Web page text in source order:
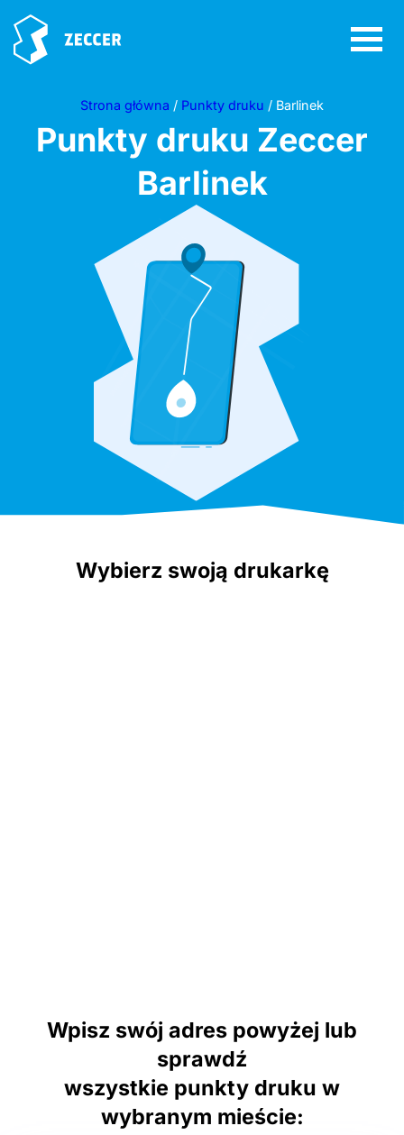
Strona główna / Punkty druku / Barlinek
Punkty druku Zeccer
Barlinek
Wybierz swoją drukarkę
Wpisz swój adres powyżej lub
sprawdź
wszystkie punkty druku w
wybranym mieście: